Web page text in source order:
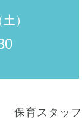
土）
保育スタッ